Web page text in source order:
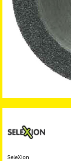
SeleXion